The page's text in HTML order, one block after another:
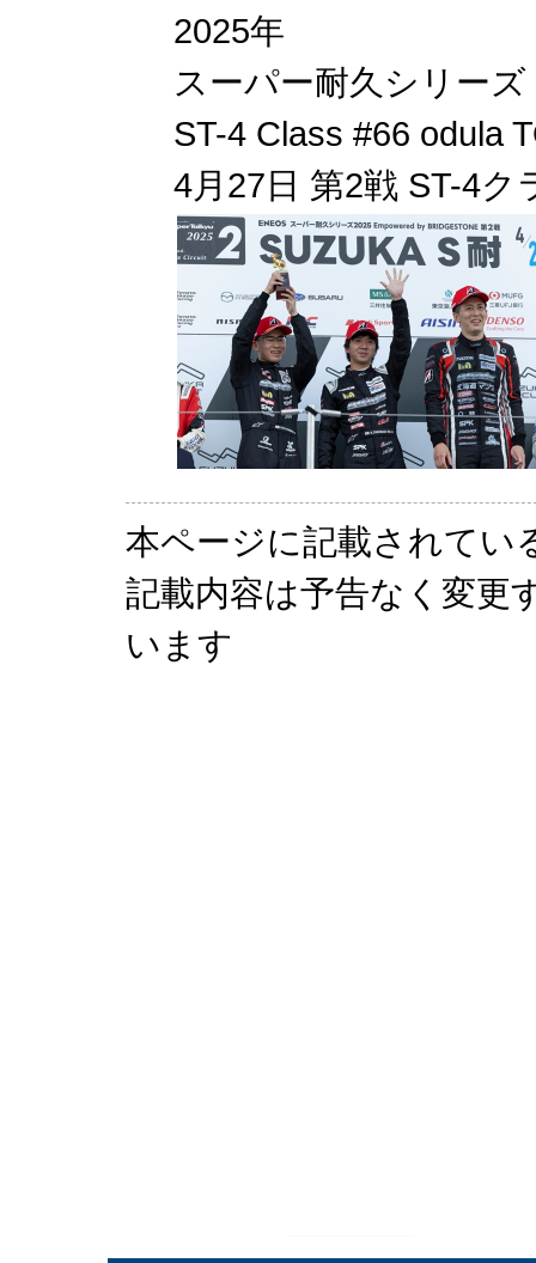
2025年
スーパー耐久シリーズ
ST-4 Class #66 odula
4月27日 第2戦 ST-4ク
本ページに記載されてい
記載内容は予告なく変更
います